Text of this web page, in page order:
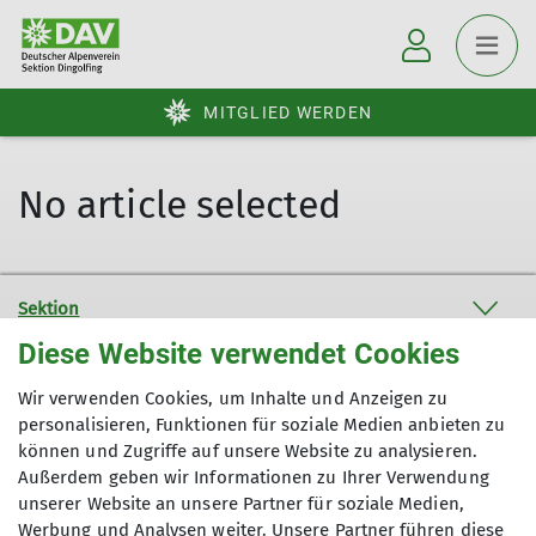
MITGLIED WERDEN
No article selected
Sektion
Service
Sektion Dingolfing des Deutschen Alpenvereins e.V.
Diese Website verwendet Cookies
Wir verwenden Cookies, um Inhalte und Anzeigen zu
personalisieren, Funktionen für soziale Medien anbieten zu
können und Zugriffe auf unsere Website zu analysieren.
Außerdem geben wir Informationen zu Ihrer Verwendung
unserer Website an unsere Partner für soziale Medien,
Werbung und Analysen weiter. Unsere Partner führen diese